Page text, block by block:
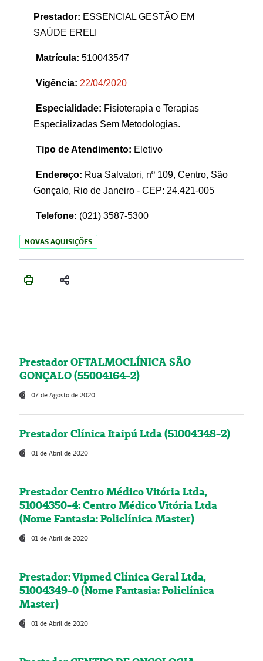
Prestador: ESSENCIAL GESTÃO EM
SAÚDE ERELI
Matrícula: 510043547
Vigência: 22/04/2020
Especialidade: Fisioterapia e Terapias
Especializadas Sem Metodologias.
Tipo de Atendimento: Eletivo
Endereço: Rua Salvatori, nº 109, Centro, São
Gonçalo, Rio de Janeiro - CEP: 24.421-005
Telefone: (021) 3587-5300
NOVAS AQUISIÇÕES
Prestador OFTALMOCLÍNICA SÃO
GONÇALO (55004164-2)
07 de Agosto de 2020
Prestador Clínica Itaipú Ltda (51004348-2)
01 de Abril de 2020
Prestador Centro Médico Vitória Ltda,
51004350-4: Centro Médico Vitória Ltda
(Nome Fantasia: Policlínica Master)
01 de Abril de 2020
Prestador: Vipmed Clínica Geral Ltda,
51004349-0 (Nome Fantasia: Policlínica
Master)
01 de Abril de 2020